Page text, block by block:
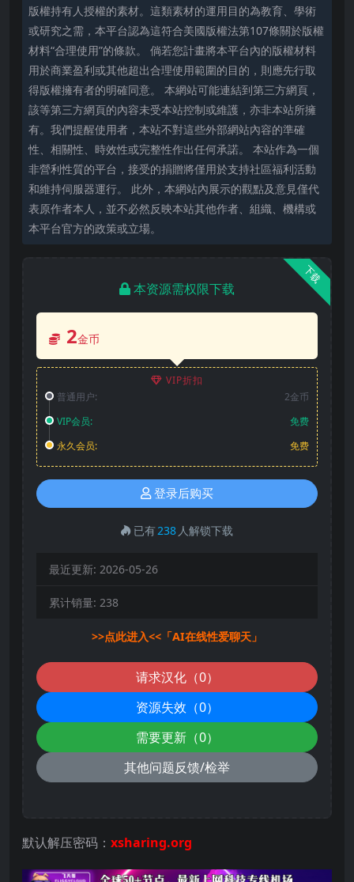
版權持有人授權的素材。這類素材的運用目的為教育、學術
或研究之需，本平台認為這符合美國版權法第107條關於版權
材料“合理使用”的條款。 倘若您計畫將本平台內的版權材料
用於商業盈利或其他超出合理使用範圍的目的，則應先行取
得版權擁有者的明確同意。 本網站可能連結到第三方網頁，
該等第三方網頁的內容未受本站控制或維護，亦非本站所擁
有。我們提醒使用者，本站不對這些外部網站內容的準確
性、相關性、時效性或完整性作出任何承諾。 本站作為一個
非營利性質的平台，接受的捐贈將僅用於支持社區福利活動
和維持伺服器運行。 此外，本網站內展示的觀點及意見僅代
表原作者本人，並不必然反映本站其他作者、組織、機構或
本平台官方的政策或立場。
下载
本资源需权限下载
2金币
VIP折扣
普通用户:
2金币
VIP会员:
免费
永久会员:
免费
登录后购买
已有238 人解锁下载
最近更新: 2026-05-26
累计销量: 238
>>点此进入<<「AI在线性爱聊天」
请求汉化（0）
资源失效（0）
需要更新（0）
其他问题反馈/检举
默认解压密码： xsharing.org